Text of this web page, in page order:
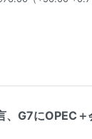
G7にOPEC